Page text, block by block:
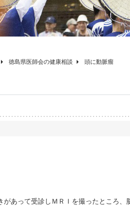
徳島県医師会の健康相談 頭に動脈瘤
あって受診しＭＲＩを撮ったところ、